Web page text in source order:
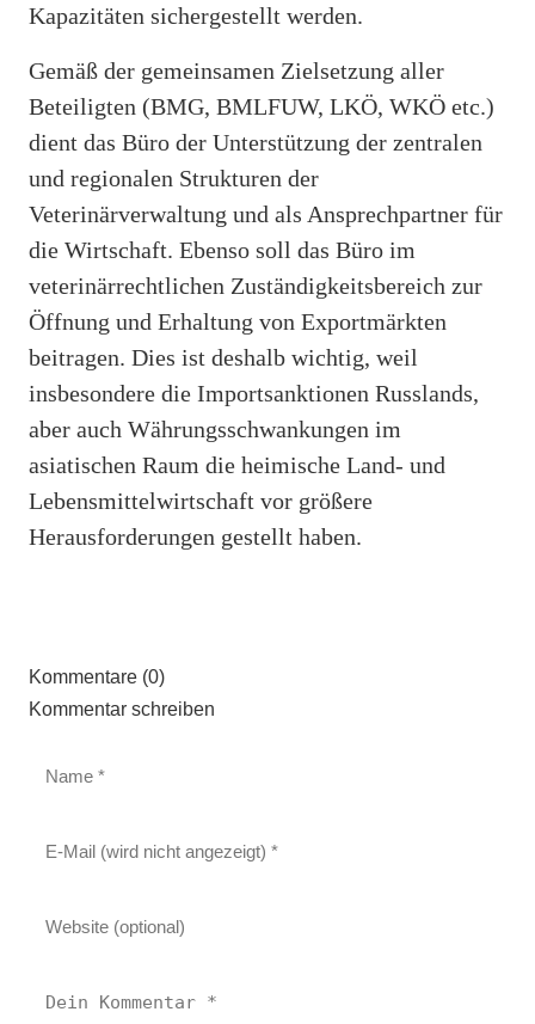
Kapazitäten sichergestellt werden.
Gemäß der gemeinsamen Zielsetzung aller
Beteiligten (BMG, BMLFUW, LKÖ, WKÖ etc.)
dient das Büro der Unterstützung der zentralen
und regionalen Strukturen der
Veterinärverwaltung und als Ansprechpartner für
die Wirtschaft. Ebenso soll das Büro im
veterinärrechtlichen Zuständigkeitsbereich zur
Öffnung und Erhaltung von Exportmärkten
beitragen. Dies ist deshalb wichtig, weil
insbesondere die Importsanktionen Russlands,
aber auch Währungsschwankungen im
asiatischen Raum die heimische Land- und
Lebensmittelwirtschaft vor größere
Herausforderungen gestellt haben.
Kommentare (0)
Kommentar schreiben